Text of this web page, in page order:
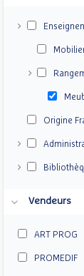
Origine
Vendeurs
ART PROG
PROMEDIF